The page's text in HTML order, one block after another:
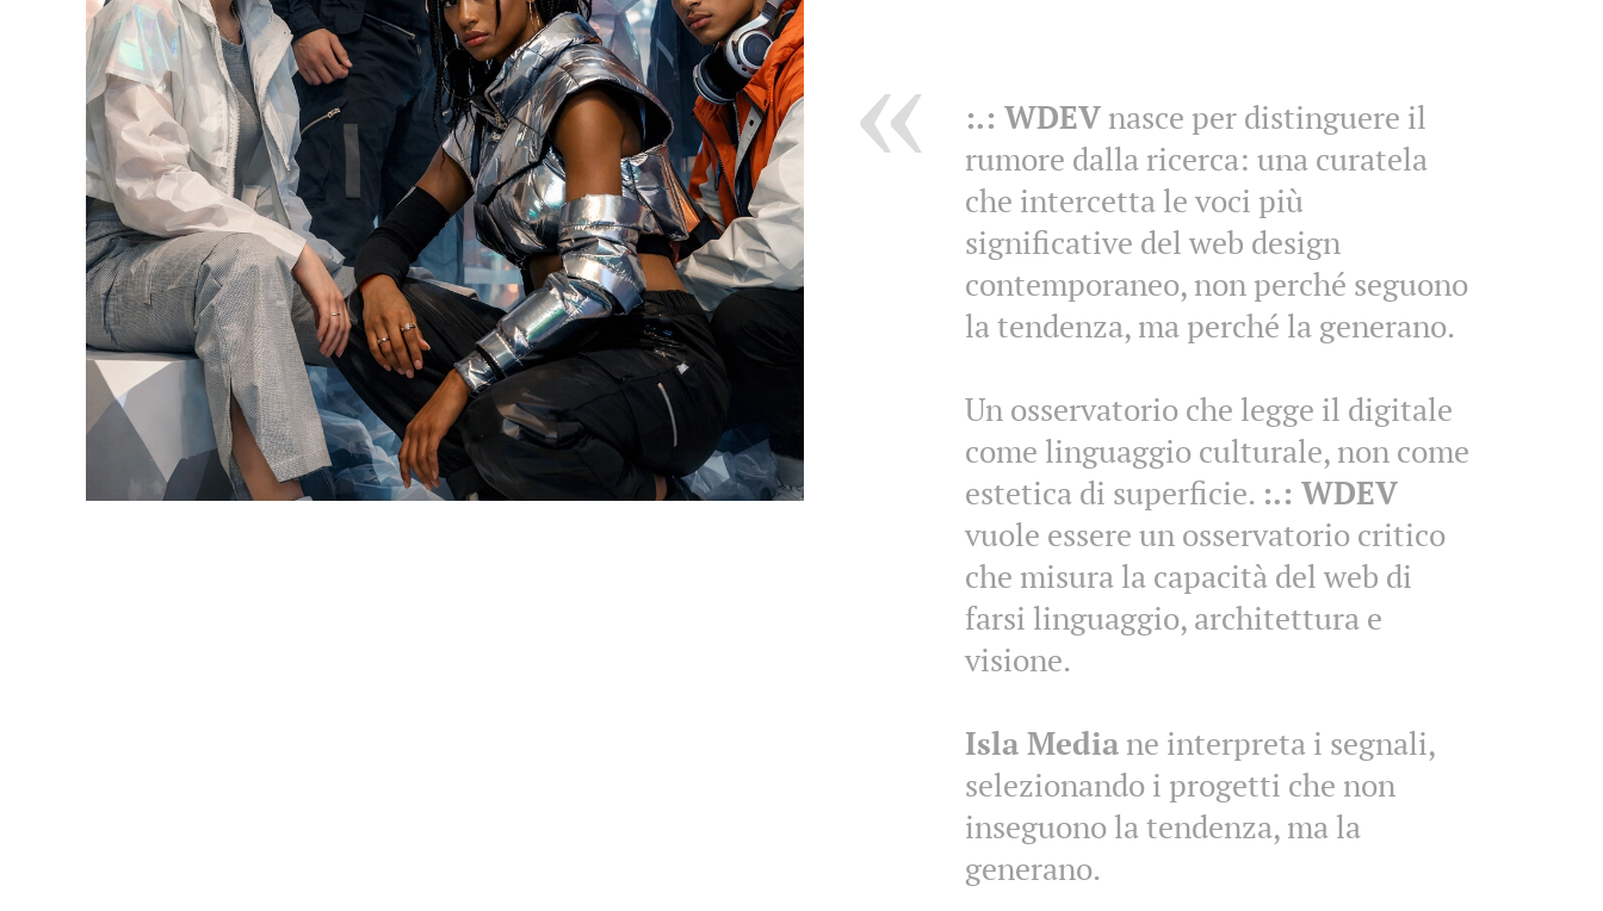
:.: WDEV nasce per distinguere il
rumore dalla ricerca: una curatela
che intercetta le voci più
significative del web design
contemporaneo, non perché seguono
la tendenza, ma perché la generano.
Un osservatorio che legge il digitale
come linguaggio culturale, non come
estetica di superficie. :.: WDEV
vuole essere un osservatorio critico
che misura la capacità del web di
farsi linguaggio, architettura e
visione.
Isla Media ne interpreta i segnali,
selezionando i progetti che non
inseguono la tendenza, ma la
generano.